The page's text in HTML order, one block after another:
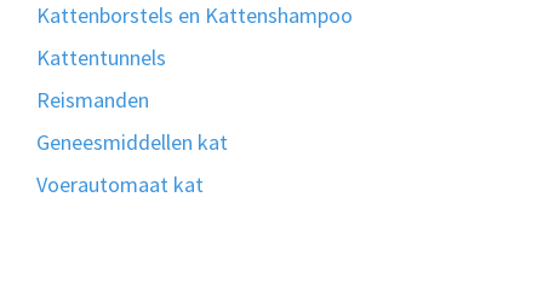
Kattenborstels en Kattenshampoo
Kattentunnels
Reismanden
Geneesmiddellen kat
Voerautomaat kat